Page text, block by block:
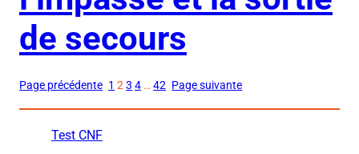
de secours
Page précédente 1 2 3 4 … 42 Page suivante
Test CNF